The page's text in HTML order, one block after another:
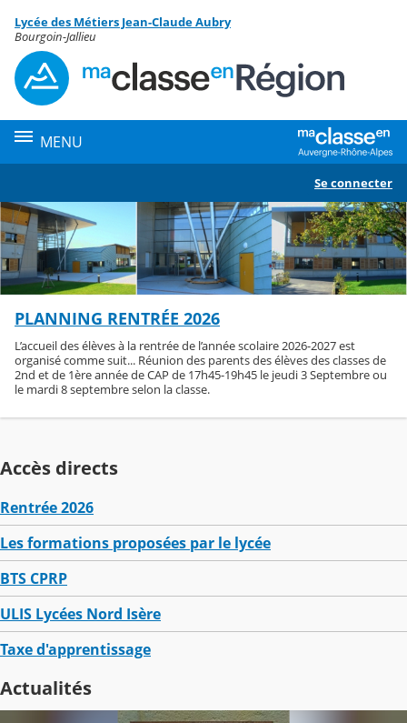
Contenu
Lycée des Métiers Jean-Claude Aubry
Bourgoin-Jallieu
MENU
Se connecter
PLANNING RENTRÉE 2026
L’accueil des élèves à la rentrée de l’année scolaire 2026-2027 est
organisé comme suit... Réunion des parents des élèves des classes de
2nd et de 1ère année de CAP de 17h45-19h45 le jeudi 3 Septembre ou
le mardi 8 septembre selon la classe.
Accès directs
Rentrée 2026
Les formations proposées par le lycée
BTS CPRP
ULIS Lycées Nord Isère
Taxe d'apprentissage
Actualités